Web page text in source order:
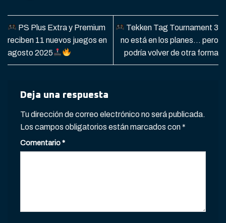
PS Plus Extra y Premium
reciben 11 nuevos juegos en
agosto 2025
Tekken Tag Tournament 3
no está en los planes… pero
podría volver de otra forma
Deja una respuesta
Tu dirección de correo electrónico no será publicada.
Los campos obligatorios están marcados con*
Comentario*